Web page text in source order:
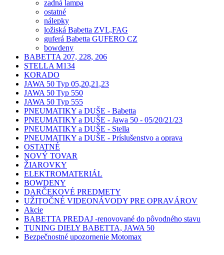
zadná lampa
ostatné
nálepky
ložiská Babetta ZVL,FAG
guferá Babetta GUFERO CZ
bowdeny
BABETTA 207, 228, 206
STELLA M134
KORADO
JAWA 50 Typ 05,20,21,23
JAWA 50 Typ 550
JAWA 50 Typ 555
PNEUMATIKY a DUŠE - Babetta
PNEUMATIKY a DUŠE - Jawa 50 - 05/20/21/23
PNEUMATIKY a DUŠE - Stella
PNEUMATIKY a DUŠE - Príslušenstvo a oprava
OSTATNÉ
NOVÝ TOVAR
ŽIAROVKY
ELEKTROMATERIÁL
BOWDENY
DARČEKOVÉ PREDMETY
UŽITOČNÉ VIDEONÁVODY PRE OPRAVÁROV
Akcie
BABETTA PREDAJ -renovované do pôvodného stavu
TUNING DIELY BABETTA, JAWA 50
Bezpečnostné upozornenie Motomax